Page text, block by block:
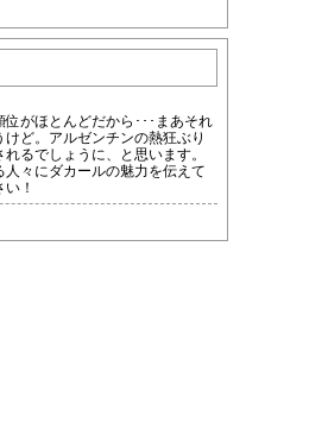
がほとんどだから･･･まあそれ
ど。アルゼンチンの熱狂ぶり
るでしょうに、と思います。
々にダカールの魅力を伝えて
！